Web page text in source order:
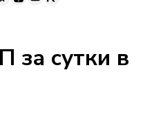
за сутки в